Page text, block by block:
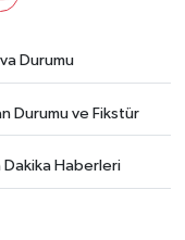
Durumu
Durumu ve Fikstür
Dakika Haberleri